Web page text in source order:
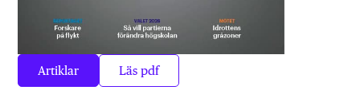
Artiklar Läs pdf